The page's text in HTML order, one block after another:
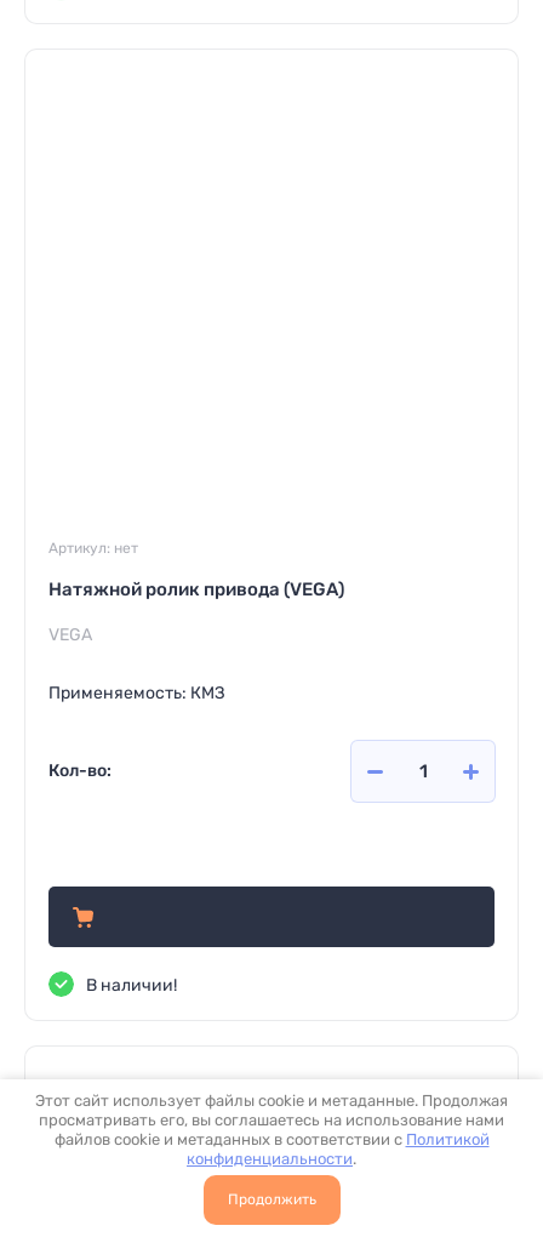
Этот сайт использует файлы cookie и метаданные. Продолжая
просматривать его, вы соглашаетесь на использование нами
файлов cookie и метаданных в соответствии с Политикой
конфиденциальности.
Продолжить
Артикул: нет
Натяжной ролик привода (VEGA)
VEGA
Применяемость: КМЗ
Кол-во:
В наличии!